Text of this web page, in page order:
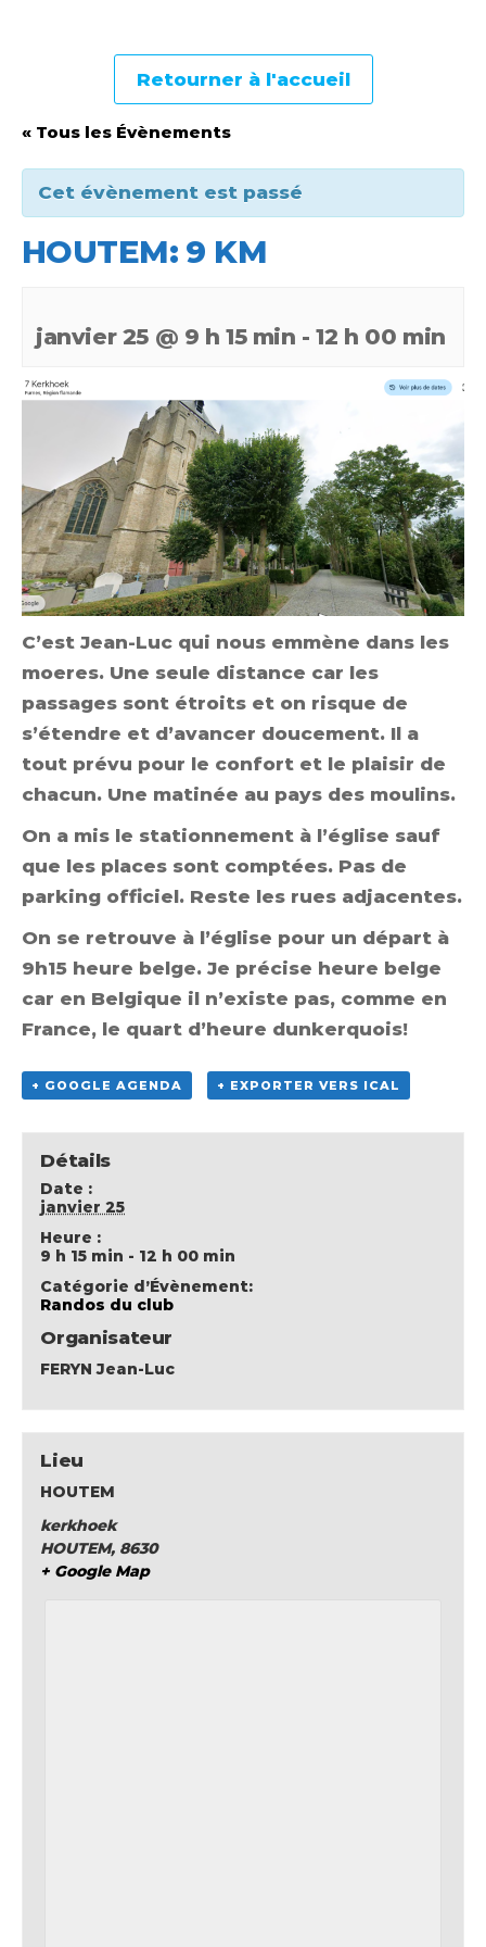
Retourner à l'accueil
« Tous les Évènements
Cet évènement est passé
HOUTEM: 9 KM
janvier 25 @ 9 h 15 min -12 h 00 min
C’est Jean-Luc qui nous emmène dans les
moeres. Une seule distance car les
passages sont étroits et on risque de
s’étendre et d’avancer doucement. Il a
tout prévu pour le confort et le plaisir de
chacun. Une matinée au pays des moulins.
On a mis le stationnement à l’église sauf
que les places sont comptées. Pas de
parking officiel. Reste les rues adjacentes.
On se retrouve à l’église pour un départ à
9h15 heure belge. Je précise heure belge
car en Belgique il n’existe pas, comme en
France, le quart d’heure dunkerquois!
+ GOOGLE AGENDA + EXPORTER VERS ICAL
Détails
Date :
janvier 25
Heure :
9 h 15 min - 12 h 00 min
Catégorie d’Évènement:
Randos du club
Organisateur
FERYN Jean-Luc
Lieu
HOUTEM
kerkhoek
HOUTEM, 8630
+ Google Map